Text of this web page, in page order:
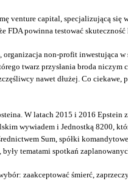
venture capital, specjalizującą się
powinna testować
non-profit inwestująca
twarz przysłania broda
nawet dłużej. Co ciekawe,
W latach 2015 i 2016
wywiadem i Jednostką 8200,
Sum, spółki
tematami spotkań
zaakceptować śmierć,